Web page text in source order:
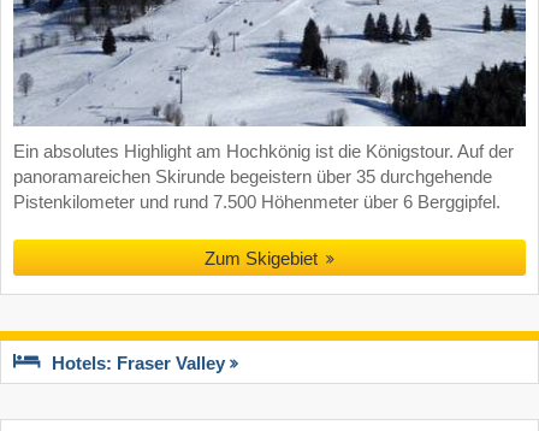
Ein absolutes Highlight am Hochkönig ist die Königstour. Auf der
panoramareichen Skirunde begeistern über 35 durchgehende
Pistenkilometer und rund 7.500 Höhenmeter über 6 Berggipfel.
Zum Skigebiet
Hotels: Fraser Valley